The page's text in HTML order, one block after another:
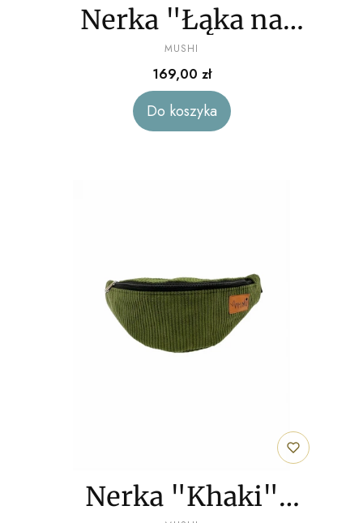
Nerka "Łąka na
czarnym tle" welur
PRODUCENT
MUSHI
Cena
169,00 zł
Do koszyka
Nerka "Khaki"
PRODUCENT